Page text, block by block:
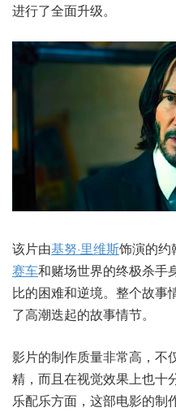
进行了全面升级。
该片由基努·里维斯饰演的约
赛车和赌场世界的终极杀手
比的困难和逆境。整个故事
了高潮迭起的故事情节。
影片的制作质量非常高，不
精，而且在视觉效果上也十
乐配乐方面，这部电影的制